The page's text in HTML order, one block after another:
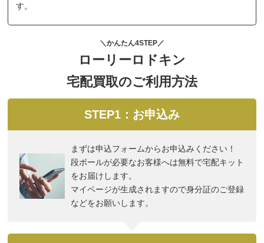
す。
＼かんたん4STEP／
ローリーロドキン
宅配買取のご利用方法
STEP1：お申込み
まずは申込フォームからお申込みください！
段ボールが必要なお客様へは無料で宅配キット
をお届けします。
マイページが生成されますので身分証のご登録
などをお願いします。